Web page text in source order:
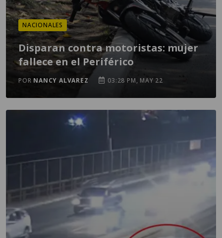
NACIONALES
Disparan contra motoristas: mujer
fallece en el Periférico
POR NANCY ALVAREZ 03:28 PM, MAY 22